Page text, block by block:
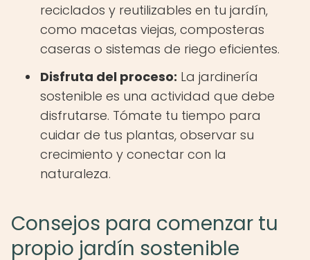
reciclados y reutilizables en tu jardín,
como macetas viejas, composteras
caseras o sistemas de riego eficientes.
Disfruta del proceso: La jardinería
sostenible es una actividad que debe
disfrutarse. Tómate tu tiempo para
cuidar de tus plantas, observar su
crecimiento y conectar con la
naturaleza.
Consejos para comenzar tu
propio jardín sostenible